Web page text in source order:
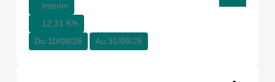
Interim
12,31 €/h
Du:10/08/26 Au:31/08/26